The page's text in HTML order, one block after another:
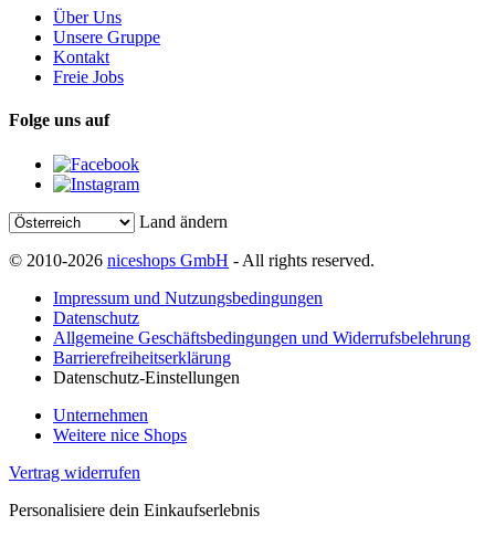
Über Uns
Unsere Gruppe
Kontakt
Freie Jobs
Folge uns auf
Land ändern
© 2010-2026 niceshops GmbH - All rights reserved.
Impressum und Nutzungsbedingungen
Datenschutz
Allgemeine Geschäftsbedingungen und Widerrufsbelehrung
Barrierefreiheitserklärung
Datenschutz-Einstellungen
Unternehmen
Weitere nice Shops
Vertrag widerrufen
Personalisiere dein Einkaufserlebnis